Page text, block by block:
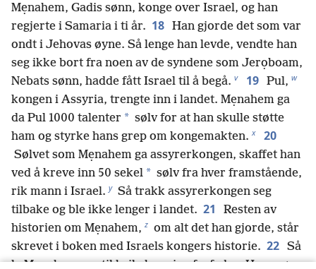
Mẹnahem, Gadis sønn, konge over Israel, og han
regjerte i Samaria i ti år. 18 Han gjorde det som var
ondt i Jehovas øyne. Så lenge han levde, vendte han
seg ikke bort fra noen av de syndene som Jerọboam,
Nebats sønn, hadde fått Israel til å begå. v 19 Pul, w
kongen i Assyria, trengte inn i landet. Mẹnahem ga
da Pul 1000 talenter * sølv for at han skulle støtte
ham og styrke hans grep om kongemakten. x 20
Sølvet som Mẹnahem ga assyrerkongen, skaffet han
ved å kreve inn 50 sekel * sølv fra hver framstående,
rik mann i Israel. y Så trakk assyrerkongen seg
tilbake og ble ikke lenger i landet. 21
Resten av
historien om Mẹnahem, z om alt det han gjorde, står
skrevet i boken med Israels kongers historie. 22 Så
la Mẹnahem seg til hvile hos sine forfedre. Hans sønn